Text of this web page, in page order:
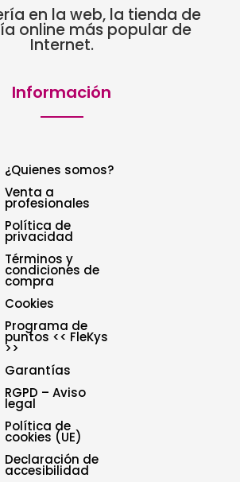
en la web, la tienda de
online más popular de
Internet.
Información
¿Quienes somos?
Venta a
profesionales
Política de
privacidad
Términos y
condiciones de
compra
Cookies
Programa de
puntos << FleKys
>>
Garantías
RGPD – Aviso
legal
Política de
cookies (UE)
Declaración de
accesibilidad